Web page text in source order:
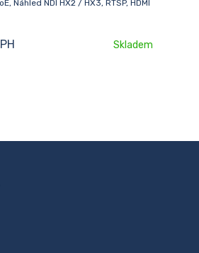
Náhled NDI HX2 / HX3, RTSP, HDMI
Skladem